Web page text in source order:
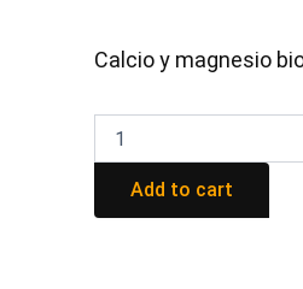
Calcio y magnesio
CaMg
Add to cart